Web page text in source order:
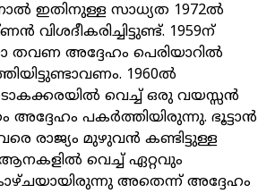
ഇതിനുള്ള സാധ്യത 1972ൽ
1959ന്
അദ്ദേഹം പെരിയാറിൽ
1960ൽ
വെച്ച് ഒരു വയസ്സൻ
അദ്ദേഹം പകർത്തിയിരുന്നു. ഭൂട്ടാൻ
രാജ്യം മുഴുവൻ കണ്ടിട്ടുള്ള
വെച്ച് ഏറ്റവും
അതെന്ന് അദ്ദേഹം